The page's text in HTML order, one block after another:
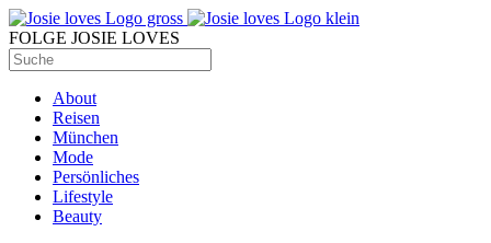
FOLGE JOSIE LOVES
About
Reisen
München
Mode
Persönliches
Lifestyle
Beauty